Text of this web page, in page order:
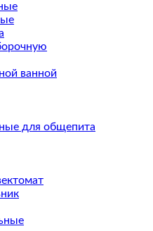
ванной
для общепита